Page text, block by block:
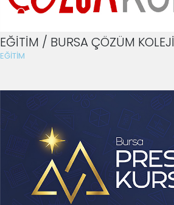
EĞİTİM / BURSA ÇÖZÜM KOLEJİ
EĞİTİM